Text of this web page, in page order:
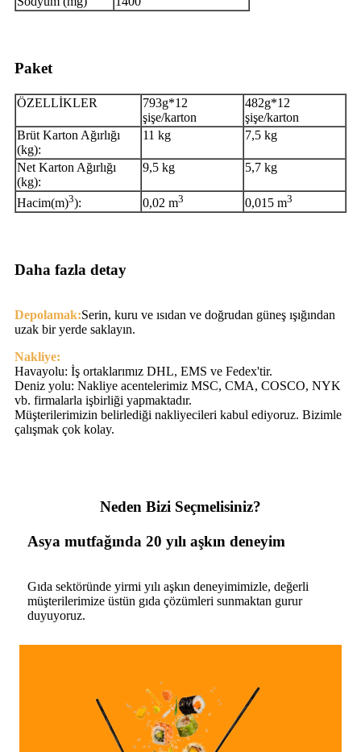
Paket
ÖZELLİKLER
793g*12
şişe/karton
482g*12
şişe/karton
Brüt Karton Ağırlığı
(kg):
11 kg 7,5 kg
Net Karton Ağırlığı
(kg):
9,5 kg 5,7 kg
Hacim(m)3): 0,02 m3 0,015 m3
Daha fazla detay
Depolamak:Serin, kuru ve ısıdan ve doğrudan güneş ışığından
uzak bir yerde saklayın.
Nakliye:
Havayolu: İş ortaklarımız DHL, EMS ve Fedex'tir.
Deniz yolu: Nakliye acentelerimiz MSC, CMA, COSCO, NYK
vb. firmalarla işbirliği yapmaktadır.
Müşterilerimizin belirlediği nakliyecileri kabul ediyoruz. Bizimle
çalışmak çok kolay.
Neden Bizi Seçmelisiniz?
Asya mutfağında 20 yılı aşkın deneyim
Gıda sektöründe yirmi yılı aşkın deneyimimizle, değerli
müşterilerimize üstün gıda çözümleri sunmaktan gurur
duyuyoruz.